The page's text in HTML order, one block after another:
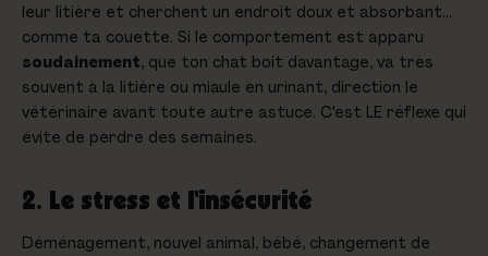
leur litière et cherchent un endroit doux et absorbant…
comme ta couette. Si le comportement est apparu
soudainement, que ton chat boit davantage, va très
souvent à la litière ou miaule en urinant, direction le
vétérinaire avant toute autre astuce. C'est LE réflexe qui
évite de perdre des semaines.
2. Le stress et l'insécurité
Déménagement, nouvel animal, bébé, changement de